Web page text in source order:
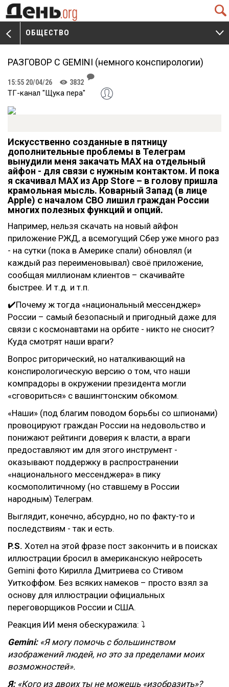
Q
V
ОБЩЕСТВО
W
РАЗГОВОР С GEMINI (немного конспирологии)
15:55 20/04/26 K 3832
J
ТГ-канал "Щука пера"
Искусственно созданные в пятницу
дополнительные проблемы в Телеграм
вынудили меня закачать МАХ на отдельный
айфон - для связи с нужным контактом. И пока
я скачивал МАХ из App Store – в голову пришла
крамольная мысль. Коварный Запад (в лице
Apple) с началом СВО лишил граждан России
многих полезных функций и опций.
Например, нельзя скачать на новый айфон
приложение РЖД, а всемогущий Сбер уже много раз
- на сутки (пока в Америке спали) обновлял (и
каждый раз переименовывал) своё приложение,
сообщая миллионам клиентов – скачивайте
быстрее. И т.д. и т.п.
✔️Почему ж тогда «национальный мессенджер»
России – самый безопасный и пригодный даже для
связи с космонавтами на орбите - никто не сносит?
Куда смотрят наши враги?
Вопрос риторический, но наталкивающий на
конспирологическую версию о том, что наши
компрадоры в окружении президента могли
«сговориться» с вашингтонским обкомом.
«Наши» (под благим поводом борьбы со шпионами)
провоцируют граждан России на недовольство и
понижают рейтинги доверия к власти, а враги
предоставляют им для этого инструмент -
оказывают поддержку в распространении
«национального мессенджера» в пику
космополитичному (но ставшему в России
народным) Телеграм.
Выглядит, конечно, абсурдно, но по факту-то и
последствиям - так и есть.
P.S. Хотел на этой фразе пост закончить и в поисках
иллюстрации бросил в американскую нейросеть
Gemini фото Кирилла Дмитриева со Стивом
Уиткоффом. Без всяких намеков – просто взял за
основу для иллюстрации официальных
переговорщиков России и США.
Реакция ИИ меня обескуражила: ⤵️
Gemini:«Я могу помочь с большинством
изображений людей, но это за пределами моих
возможностей».
Я:«Кого из двоих ты не можешь «изобразить»?